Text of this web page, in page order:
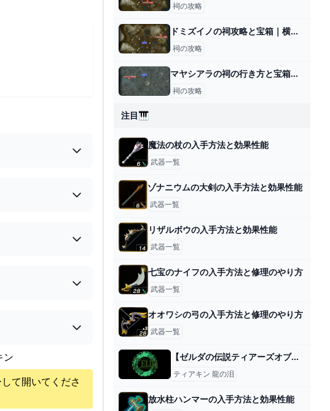
ン
て開いてくださ
祠の攻略
ドミズイノの祠攻略と宝箱｜横たわる通り道
祠の攻略
マヤシアラの祠の行き方と宝箱｜ラウルの祝福
祠の攻略
注目🎹
魔法の杖の入手方法と効果性能
武器一覧
ゾナニウムの大剣の入手方法と効果性能
武器一覧
リザルボウの入手方法と効果性能
武器一覧
七宝のナイフの入手方法と修理のやり方
武器一覧
オオワシの弓の入手方法と修理のやり方
武器一覧
【ゼルダの伝説ティアーズオブザキングダム】白龍の入手素材と出現場所【ティアキン】 ゲーム攻略サイト AlGest
ティアキン 龍の泪
放水柱ハンマーの入手方法と効果性能